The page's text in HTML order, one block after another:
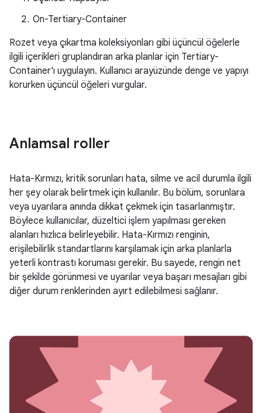
On-Tertiary-Container
Rozet veya çıkartma koleksiyonları gibi üçüncül öğelerle
ilgili içerikleri gruplandıran arka planlar için Tertiary-
Container'ı uygulayın. Kullanıcı arayüzünde denge ve yapıyı
korurken üçüncül öğeleri vurgular.
Anlamsal roller
Hata-Kırmızı, kritik sorunları hata, silme ve acil durumla ilgili
her şey olarak belirtmek için kullanılır. Bu bölüm, sorunlara
veya uyarılara anında dikkat çekmek için tasarlanmıştır.
Böylece kullanıcılar, düzeltici işlem yapılması gereken
alanları hızlıca belirleyebilir. Hata-Kırmızı renginin,
erişilebilirlik standartlarını karşılamak için arka planlarla
yeterli kontrastı koruması gerekir. Bu sayede, rengin net
bir şekilde görünmesi ve uyarılar veya başarı mesajları gibi
diğer durum renklerinden ayırt edilebilmesi sağlanır.